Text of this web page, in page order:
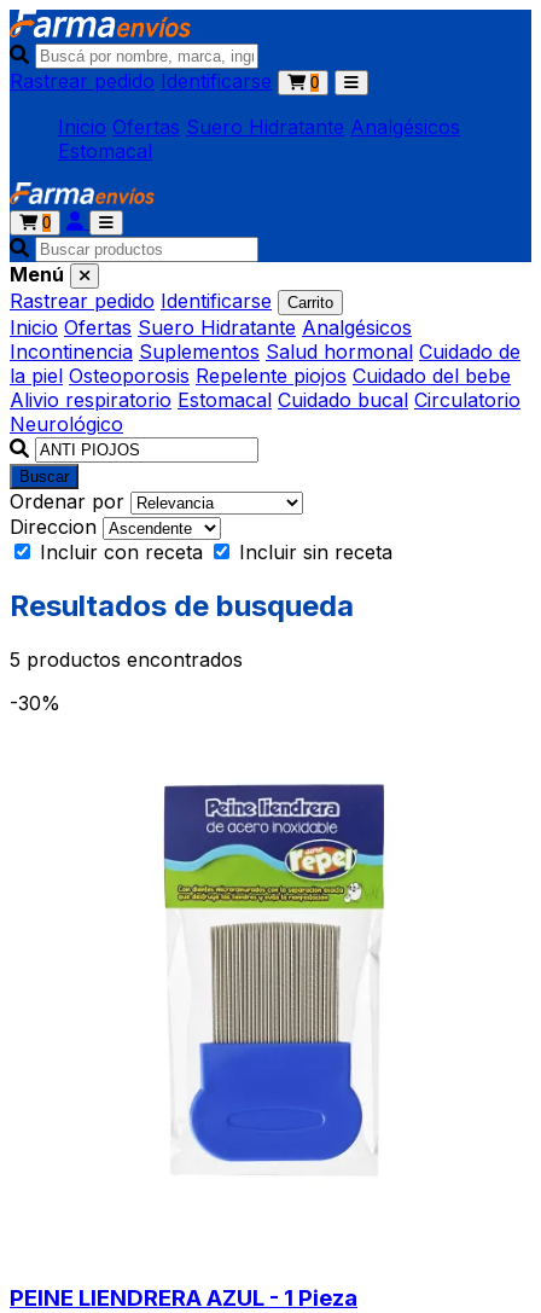
Rastrear pedido Identificarse 0
Inicio Ofertas Suero Hidratante Analgésicos
Estomacal
0
Menú
Rastrear pedido Identificarse Carrito
Inicio Ofertas Suero Hidratante Analgésicos
Incontinencia Suplementos Salud hormonal Cuidado de
la piel Osteoporosis Repelente piojos Cuidado del bebe
Alivio respiratorio Estomacal Cuidado bucal Circulatorio
Neurológico
Buscar
Ordenar por
Direccion
Incluir con receta
Incluir sin receta
Resultados de busqueda
5 productos encontrados
-30%
PEINE LIENDRERA AZUL - 1 Pieza